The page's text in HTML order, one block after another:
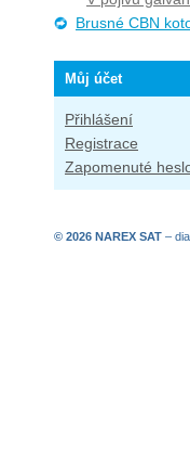
Brusné CBN
Můj účet
Přihlášení
Registrace
Zapomenuté
© 2026 NAREX SAT –